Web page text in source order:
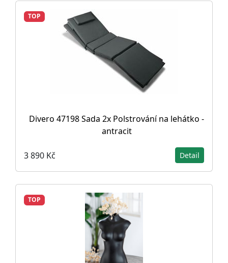
TOP
Divero 47198 Sada 2x Polstrování na lehátko -
antracit
3 890 Kč Detail
TOP